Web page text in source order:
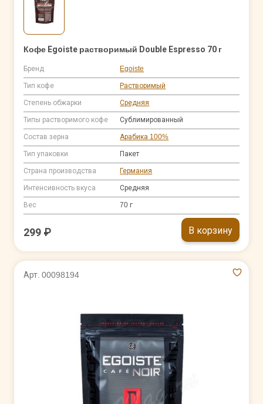
Кофе Egoiste растворимый Double Espresso 70 г
Бренд Egoiste
Тип кофе Растворимый
Степень обжарки Средняя
Типы растворимого кофе Сублимированный
Состав зерна Арабика 100%
Тип упаковки Пакет
Страна производства Германия
Интенсивность вкуса Средняя
Вес 70 г
299 ₽ В корзину
Арт. 00098194